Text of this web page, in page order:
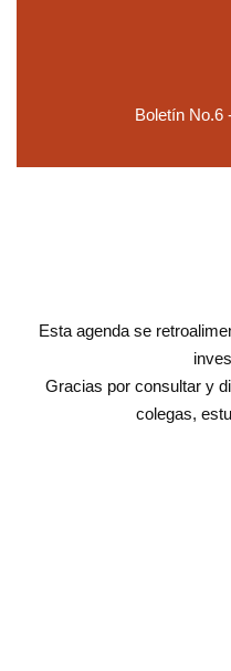
Boletín No.6
Esta agenda se
Gracias por consultar y
colegas,